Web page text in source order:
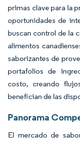
primas clave para la
oportunidades de
buscan control de la
alimentos
saborizantes de
portafolios de
costo, creando
benefician de las
Panorama
El mercado de